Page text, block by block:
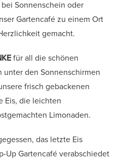
Sonnenschein oder
Gartencafé zu einem Ort
gemacht.
für all die schönen
unter den Sonnenschirmen
frisch gebackenen
Eis, die leichten
Limonaden.
das letzte Eis
Up Gartencafé verabschiedet